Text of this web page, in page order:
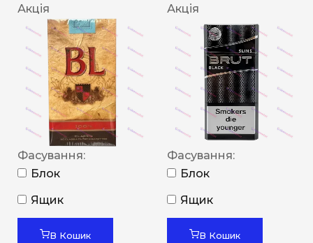
Акція
Фасування:
Блок
Ящик
В Кошик
Акція
Фасування:
Блок
Ящик
В Кошик